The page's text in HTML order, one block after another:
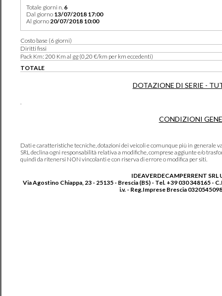
Totale giorni n. 6
Dal giorno 13/07/2018 17:00
Al giorno20/07/2018 10:00
Costo base (6 giorni)
Diritti fissi
Pack Km: 200 Km al gg (0,20 €/km per km eccedenti)
TOTALE
DOTAZIONE DI SERIE -
.
CONDIZIONI
Dati e caratteristiche tecniche, dotazioni dei veicoli e comunque più in generale
SRL declina ogni responsabilità relativa a modifiche, comprese aggiunte e/o
quindi da ritenersi NON vincolanti e con riserva di errore o modifica per siti.
IDEAVERDECAMPERRENT SRL
Via Agostino Chiappa, 23 - 25135 - Brescia (BS) - Tel. +39 030 348165 -
i.v. - Reg.Imprese Brescia